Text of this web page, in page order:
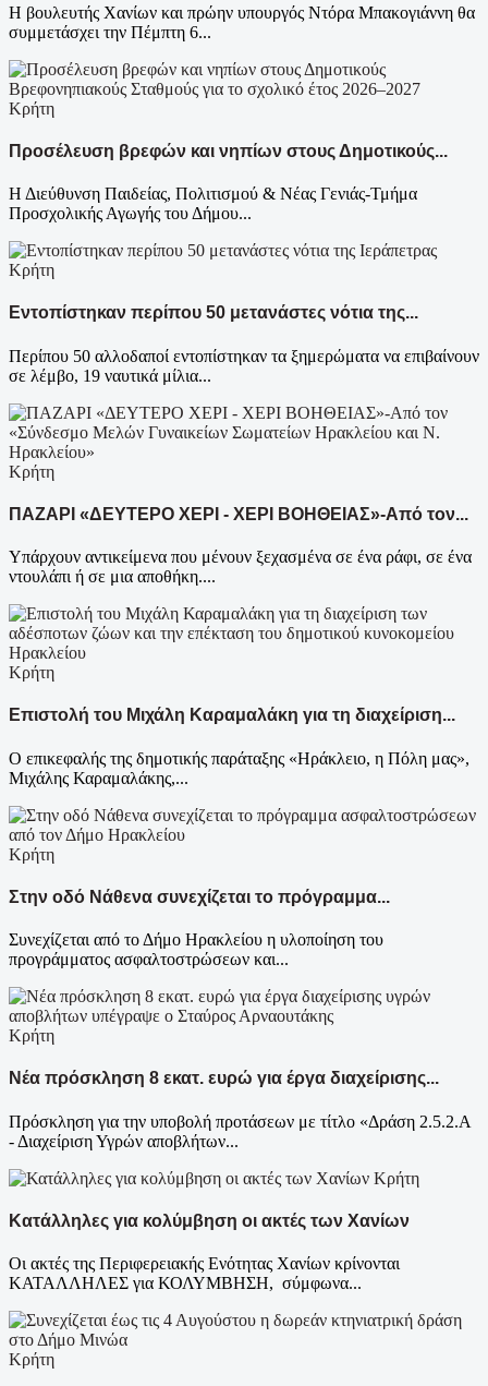
Η βουλευτής Χανίων και πρώην υπουργός Ντόρα Μπακογιάννη θα
συμμετάσχει την Πέμπτη 6...
Κρήτη
Προσέλευση βρεφών και νηπίων στους Δημοτικούς...
Η Διεύθυνση Παιδείας, Πολιτισμού & Νέας Γενιάς-Τμήμα
Προσχολικής Αγωγής του Δήμου...
Κρήτη
Εντοπίστηκαν περίπου 50 μετανάστες νότια της...
Περίπου 50 αλλοδαποί εντοπίστηκαν τα ξημερώματα να επιβαίνουν
σε λέμβο, 19 ναυτικά μίλια...
Κρήτη
ΠΑΖΑΡΙ «ΔΕΥΤΕΡΟ ΧΕΡΙ - ΧΕΡΙ ΒΟΗΘΕΙΑΣ»-Από τον...
Υπάρχουν αντικείμενα που μένουν ξεχασμένα σε ένα ράφι, σε ένα
ντουλάπι ή σε μια αποθήκη....
Κρήτη
Επιστολή του Μιχάλη Καραμαλάκη για τη διαχείριση...
Ο επικεφαλής της δημοτικής παράταξης «Ηράκλειο, η Πόλη μας»,
Μιχάλης Καραμαλάκης,...
Κρήτη
Στην οδό Νάθενα συνεχίζεται το πρόγραμμα...
Συνεχίζεται από το Δήμο Ηρακλείου η υλοποίηση του
προγράμματος ασφαλτοστρώσεων και...
Κρήτη
Νέα πρόσκληση 8 εκατ. ευρώ για έργα διαχείρισης...
Πρόσκληση για την υποβολή προτάσεων με τίτλο «Δράση 2.5.2.Α
- Διαχείριση Υγρών αποβλήτων...
Κρήτη
Κατάλληλες για κολύμβηση οι ακτές των Χανίων
Οι ακτές της Περιφερειακής Ενότητας Χανίων κρίνονται
ΚΑΤΑΛΛΗΛΕΣ για ΚΟΛΥΜΒΗΣΗ, σύμφωνα...
Κρήτη